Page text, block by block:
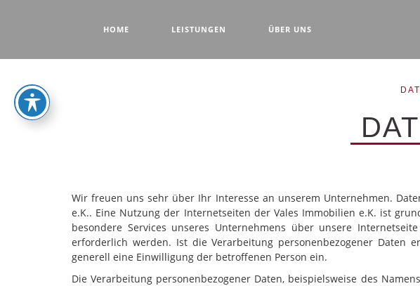
HOME LEISTUNGEN ÜBER UNS
Wir freuen uns sehr über Ihr Interesse an unserem Unternehmen.
e.K.. Eine Nutzung der Internetseiten der Vales Immobilien e.K. ist
besondere Services unseres Unternehmens über unsere
erforderlich werden. Ist die Verarbeitung personenbezogener Daten
generell eine Einwilligung der betroffenen Person ein.
Die Verarbeitung personenbezogener Daten, beispielsweise des